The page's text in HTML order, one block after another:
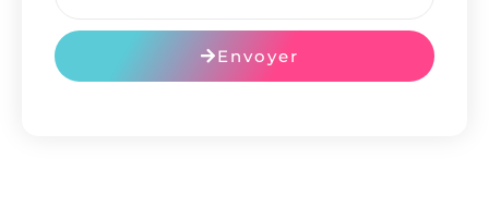
Envoyer